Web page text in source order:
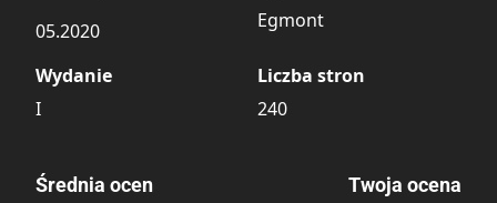
05.2020
Egmont
Wydanie
I
Liczba stron
240
Średnia ocen Twoja ocena